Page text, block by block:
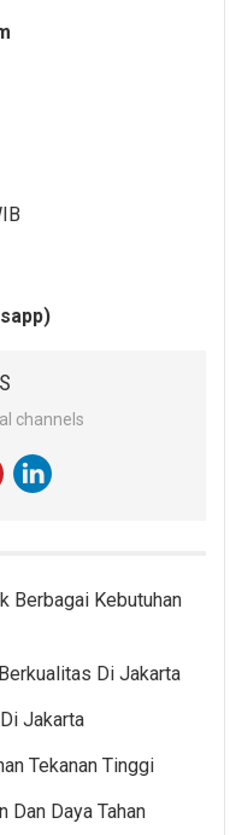
channels
Berbagai Kebutuhan
Di Jakarta
Jakarta
Tekanan Tinggi
Dan Daya Tahan